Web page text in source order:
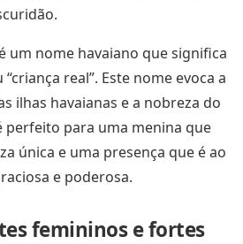
um nome havaiano que significa
real”. Este nome evoca a
ilhas havaianas e a nobreza do
perfeito para uma menina que
única e uma presença que é ao
e poderosa.
femininos e fortes